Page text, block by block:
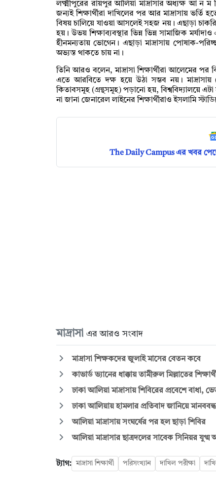
লক্ষ্মীপুরের রায়পুর আলিয়া মাদ্রাসার অধ্যক্ষ আ ন
জন্যই শিক্ষার্থীরা দাখিলের পর আর মাদ্রাসায়
বিষয় চালিয়ে যাওয়া আসলেই সহজ নয়। এছাড়া
হয়। উভয় শিক্ষাব্যবস্থার ভিন্ন ভিন্ন সামাজিক
হীনমন্যতায় ভোগেন। এছাড়া মাদ্রাসায় পোষাক-
অভ্যস্ত থাকতে চায় না।
তিনি আরও বলেন, মাদ্রাসা শিক্ষার্থীরা আলেমের পর
এতে আরবিতে দক্ষ হয়ে উঠা সম্ভব নয়।
কিতাবসমূহ (গ্রন্থসমূহ) পড়ানো হয়, বিশ্ববিদ্যালয়ে
না জানা জেনারেল লাইনের শিক্ষার্থীরাও ইসলামি
The Daily Campus এর খবর
মাদ্রাসা এর আরও সংবাদ
মাদ্রাসা শিক্ষকদের জুলাই মাসের বেতন কবে
কাভার্ড ভ্যানের ধাক্কায় তামীরুল মিল্লাতের
ঢাকা আলিয়া মাদ্রাসায় শিবিরের প্রবেশে বাধা,
ঢাকা আলিয়ায় হামলার প্রতিবাদ জানিয়ে
আলিয়া মাদ্রাসায় সংঘর্ষের পর হল ছাড়া শিবির
আলিয়া মাদ্রাসার ছাত্রদলের সাবেক সিনিয়র
ট্যাগ: মাদ্রাসা শিক্ষার্থী পরিসংখ্যান দাখিল পরীক্ষা